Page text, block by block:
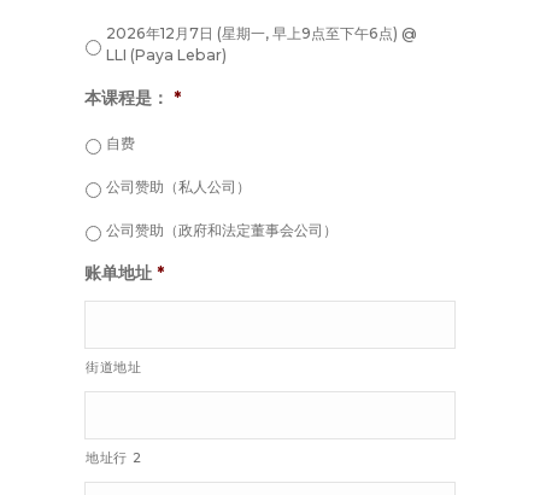
2026年12月7日 (星期一, 早上9点至下午6点) @
LLI (Paya Lebar)
本课程是： *
自费
公司赞助（私人公司）
公司赞助（政府和法定董事会公司）
账单地址 *
街道地址
地址行 2